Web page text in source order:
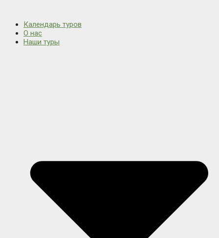
Календарь туров
О нас
Наши туры